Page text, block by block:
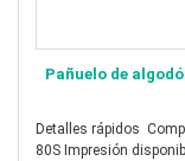
a una cara